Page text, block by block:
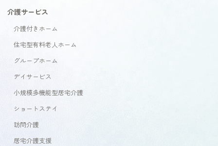
介護サービス
介護付きホーム
住宅型有料老人ホーム
グループホーム
デイサービス
小規模多機能型居宅介護
ショートステイ
訪問介護
居宅介護支援